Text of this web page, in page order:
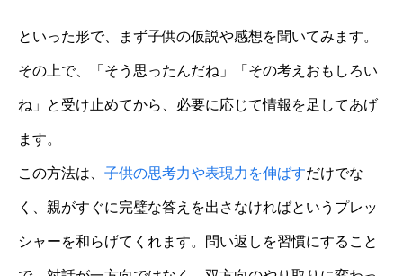
といった形で、まず子供の仮説や感想を聞いてみます。
その上で、「そう思ったんだね」「その考えおもしろい
ね」と受け止めてから、必要に応じて情報を足してあげ
ます。
この方法は、 子供の思考力や表現力を伸ばすだけでな
く、親がすぐに完璧な答えを出さなければというプレッ
シャーを和らげてくれます。問い返しを習慣にすること